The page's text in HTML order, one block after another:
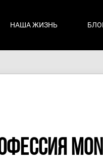
НАША ЖИЗНЬ